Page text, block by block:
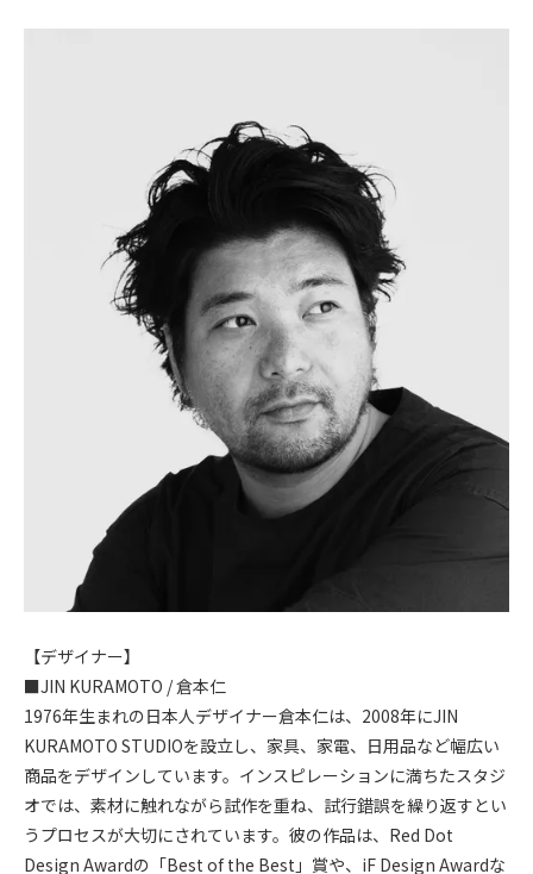
【デザイナー】
■JIN KURAMOTO / 倉本仁
1976年生まれの日本人デザイナー倉本仁は、2008年にJIN
KURAMOTO STUDIOを設立し、家具、家電、日用品など幅広い
商品をデザインしています。インスピレーションに満ちたスタジ
オでは、素材に触れながら試作を重ね、試行錯誤を繰り返すとい
うプロセスが大切にされています。彼の作品は、Red Dot
Design Awardの「Best of the Best」賞や、iF Design Awardな